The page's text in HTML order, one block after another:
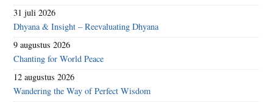
31 juli 2026
Dhyana & Insight – Reevaluating Dhyana
9 augustus 2026
Chanting for World Peace
12 augustus 2026
Wandering the Way of Perfect Wisdom